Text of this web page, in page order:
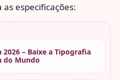
especificações:
– Baixe a Tipografia
do Mundo